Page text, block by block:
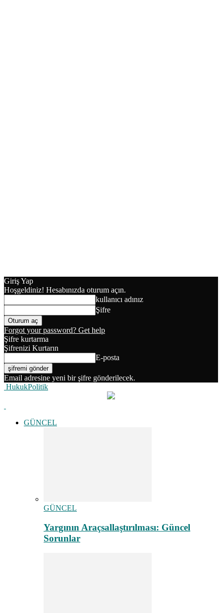
Giriş Yap
Hoşgeldiniz! Hesabınızda oturum açın.
kullanıcı adınız
Şifre
Forgot your password? Get help
Şifre kurtarma
Şifrenizi Kurtarın
E-posta
Email adresine yeni bir şifre gönderilecek.
HukukPolitik
GÜNCEL
GÜNCEL
Yargının Araçsallaştırılması: Güncel
Sorunlar